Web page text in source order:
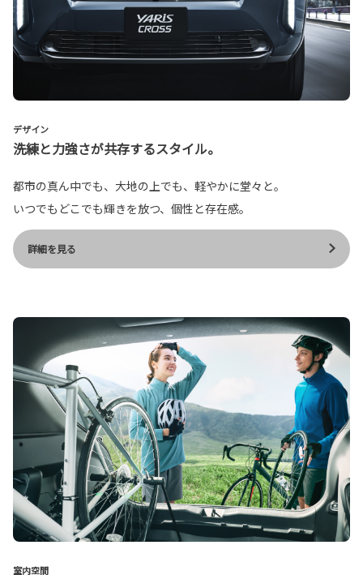
デザイン
洗練と力強さが共存するスタイル。
都市の真ん中でも、大地の上でも、軽やかに堂々と。
いつでもどこでも輝きを放つ、個性と存在感。
詳細を見る
室内空間